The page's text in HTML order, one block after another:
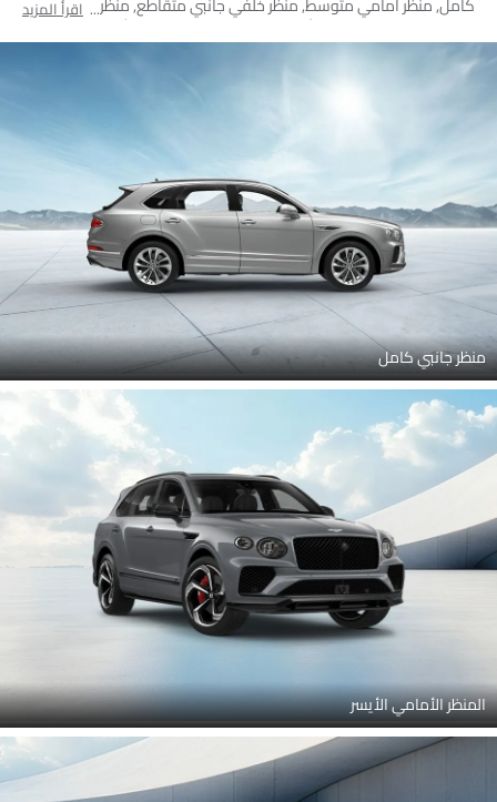
الخلفية, منظر علوي, منظر أمامي جانبي متقاطع, مصباح أمامي, مصباح
خلفي, منظر أمامي يمين الزاوية, عجلة, مصباح الضباب الأمامي, منظر
الشبك الأمامي, الشعار, مرآة السائق الأمامية زاوية, عرض متقاطع خلفي,
اقرأ المزيد
منظر جانبي كامل
المنظر الأمامي الأيسر